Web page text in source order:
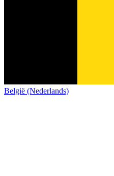
België (Nederlands)